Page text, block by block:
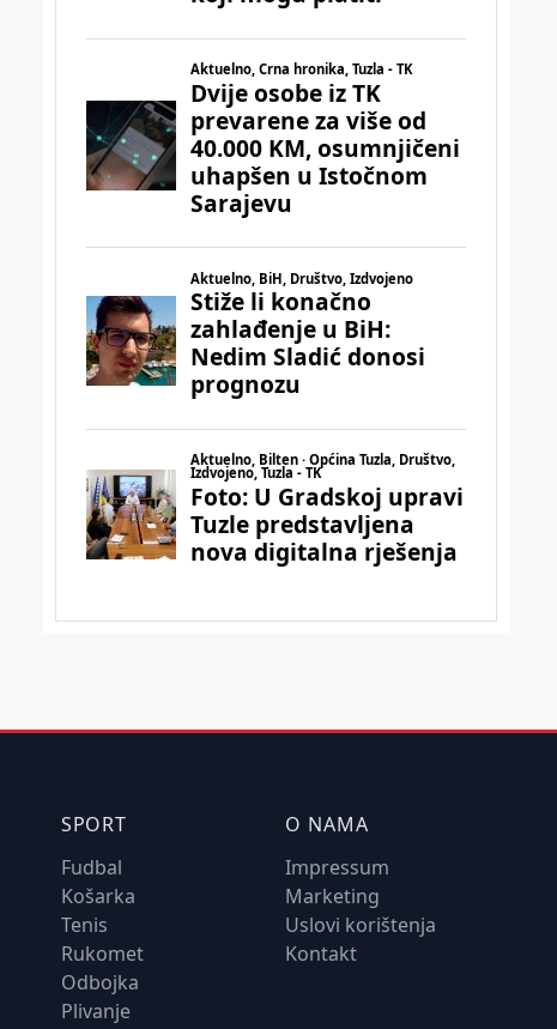
SPORT
Fudbal
Košarka
Tenis
Rukomet
Odbojka
Plivanje
O NAMA
Impressum
Marketing
Uslovi korištenja
Kontakt